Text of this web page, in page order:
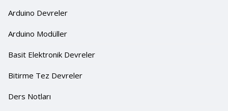
Arduino Devreler
Arduino Modüller
Basit Elektronik Devreler
Bitirme Tez Devreler
Ders Notları